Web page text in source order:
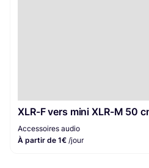
XLR-F vers mini XLR-M 50
Accessoires audio
À partir de 1€ /jour